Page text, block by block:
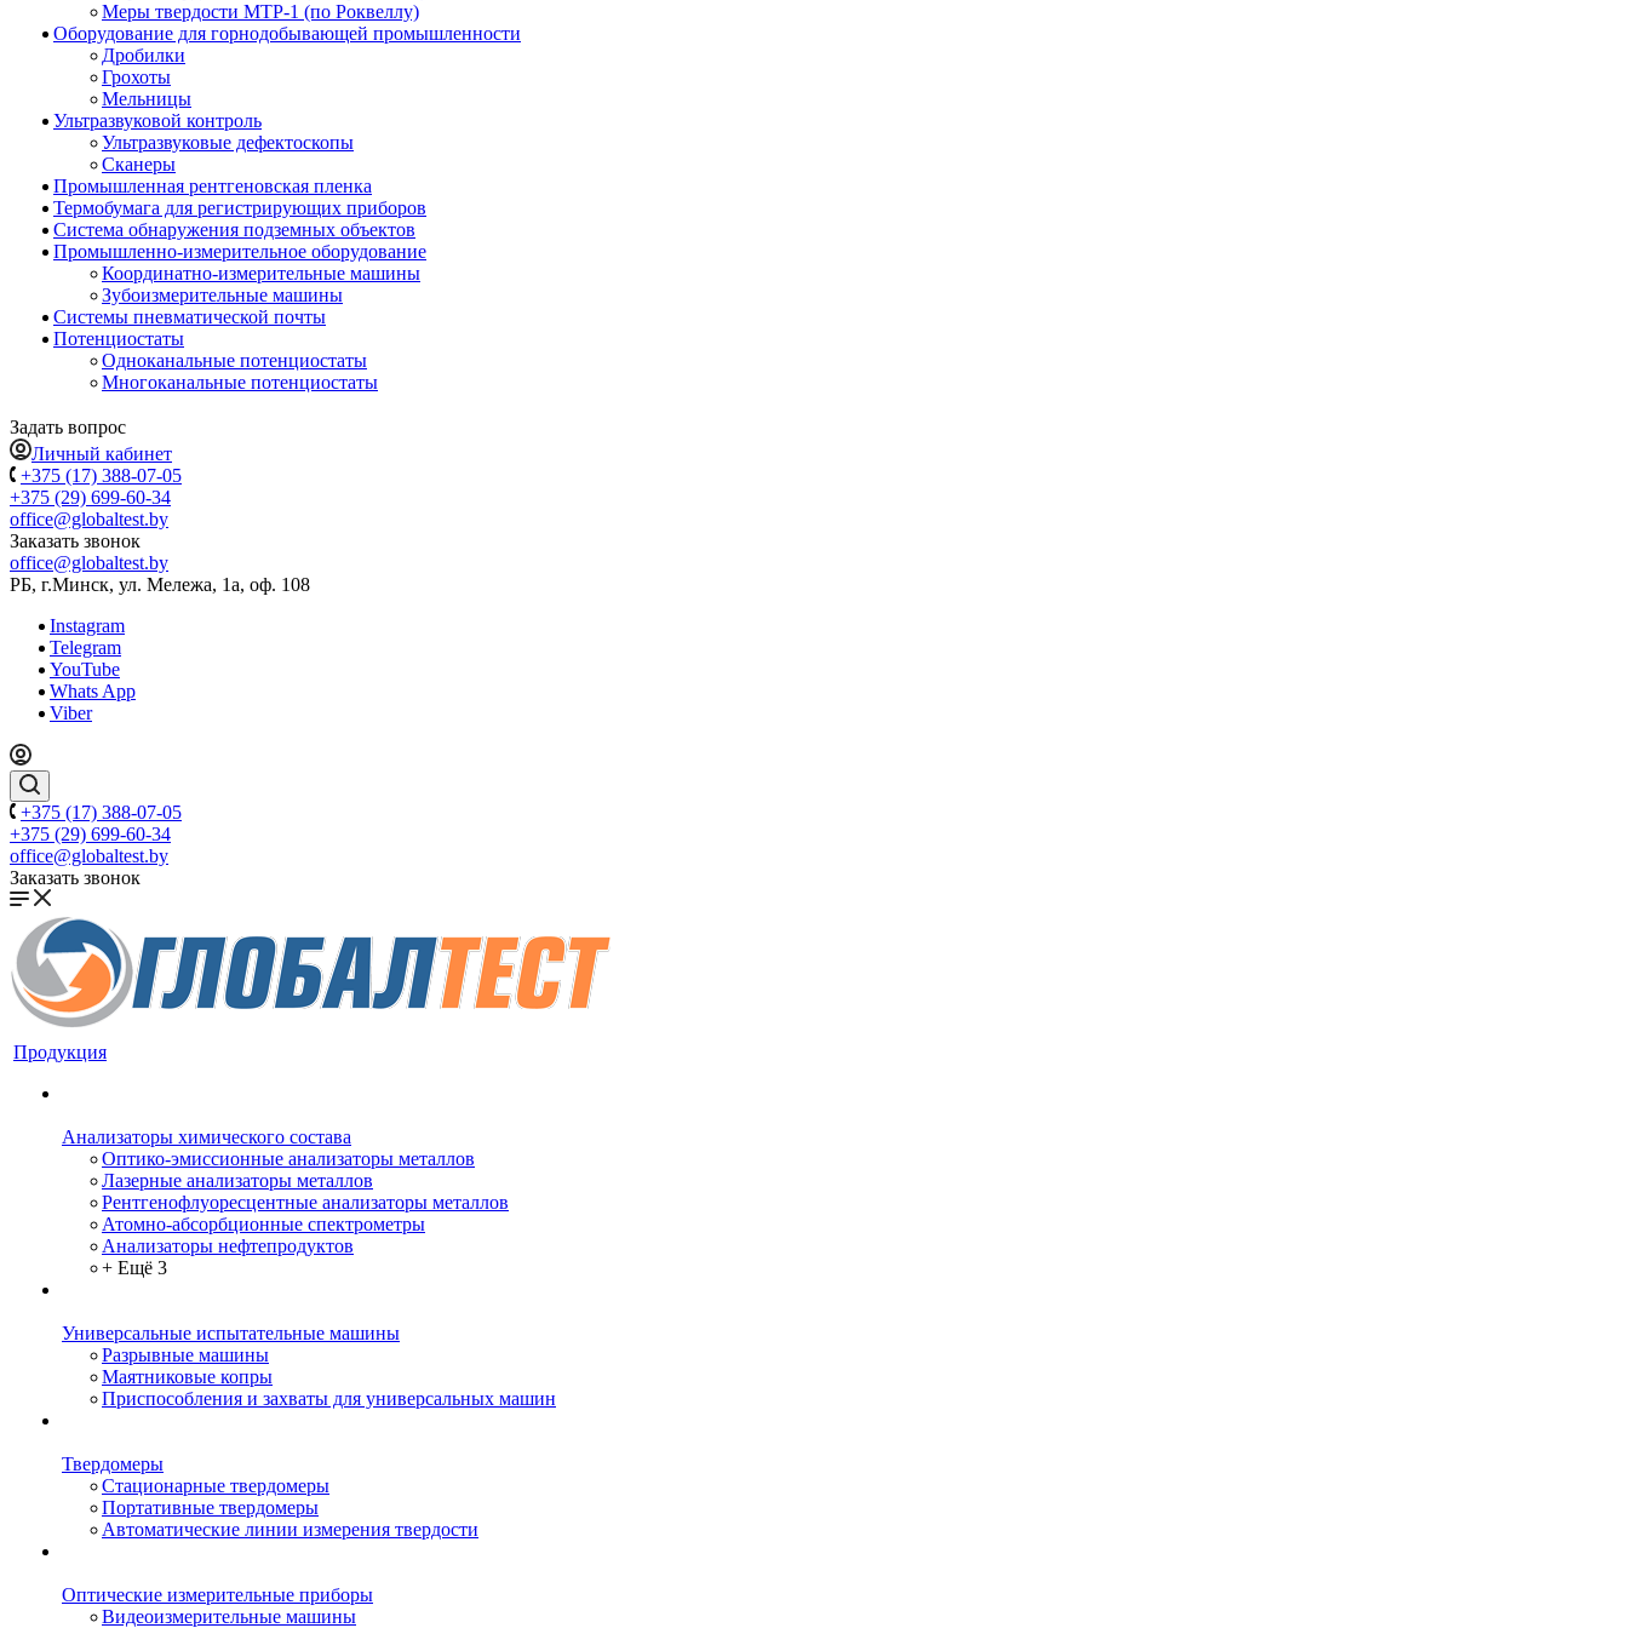
Меры твердости МТР-1 (по Роквеллу)
Оборудование для горнодобывающей промышленности
Дробилки
Грохоты
Мельницы
Ультразвуковой контроль
Ультразвуковые дефектоскопы
Сканеры
Промышленная рентгеновская пленка
Термобумага для регистрирующих приборов
Система обнаружения подземных объектов
Промышленно-измерительное оборудование
Координатно-измерительные машины
Зубоизмерительные машины
Системы пневматической почты
Потенциостаты
Одноканальные потенциостаты
Многоканальные потенциостаты
Задать вопрос
Личный кабинет
+375 (17) 388-07-05
+375 (29) 699-60-34
office@globaltest.by
Заказать звонок
office@globaltest.by
РБ, г.Минск, ул. Мележа, 1а, оф. 108
Instagram
Telegram
YouTube
Whats App
Viber
+375 (17) 388-07-05
+375 (29) 699-60-34
office@globaltest.by
Заказать звонок
Продукция
Анализаторы химического состава
Оптико-эмиссионные анализаторы металлов
Лазерные анализаторы металлов
Рентгенофлуоресцентные анализаторы металлов
Атомно-абсорбционные спектрометры
Анализаторы нефтепродуктов
+ Ещё 3
Универсальные испытательные машины
Разрывные машины
Маятниковые копры
Приспособления и захваты для универсальных машин
Твердомеры
Стационарные твердомеры
Портативные твердомеры
Автоматические линии измерения твердости
Оптические измерительные приборы
Видеоизмерительные машины